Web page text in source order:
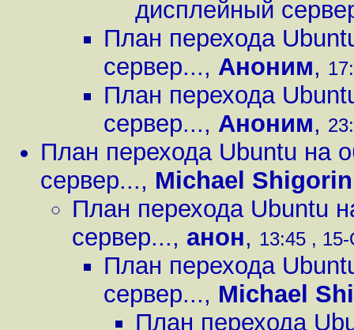
дисплейный
План перехода
сервер..., Аноним,
План перехода
сервер..., Аноним,
План перехода Ubuntu на
сервер..., Michael Shigorin
План перехода Ubuntu
сервер..., анон, 13:45 ,
План перехода
сервер..., Michael
План перехода